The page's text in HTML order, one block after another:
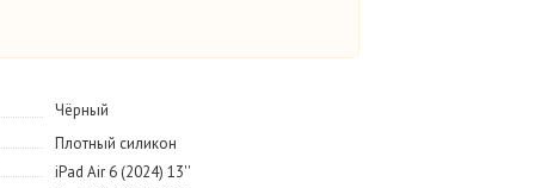
Чёрный
Плотный силикон
iPad Air 6 (2024) 13''